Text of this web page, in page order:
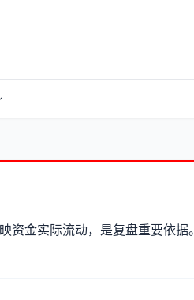
金实际流动，是复盘重要依据。